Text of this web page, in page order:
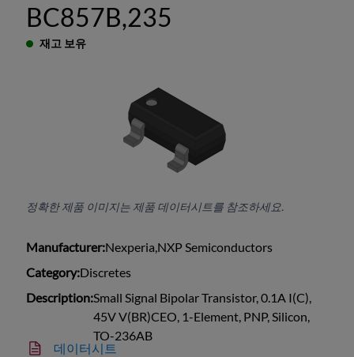
BC857B,235
재고 보유
정확한 제품 이미지는 제품 데이터시트를 참조하세요.
Manufacturer:Nexperia,NXP Semiconductors
Category:Discretes
Description:Small Signal Bipolar Transistor, 0.1A I(C),
45V V(BR)CEO, 1-Element, PNP, Silicon,
TO-236AB
데이터시트